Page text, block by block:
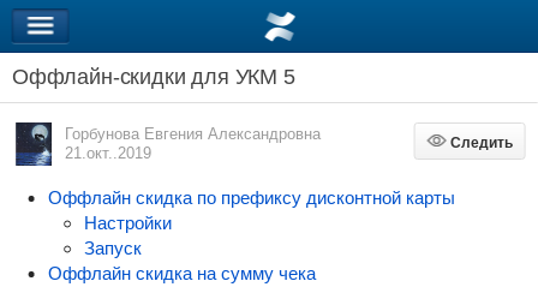
Оффлайн-скидки для УКМ 5
Горбунова Евгения Александровна
21.окт..2019
Следить
Следить
Оффлайн скидка по префиксу дисконтной карты
Настройки
Запуск
Оффлайн скидка на сумму чека